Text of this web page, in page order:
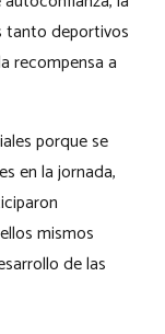
tanto deportivos
recompensa a
porque se
en la jornada,
mismos
de las